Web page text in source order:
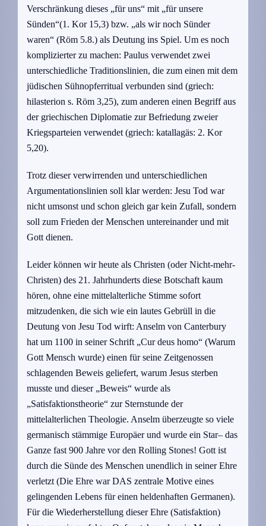
Verschränkung dieses „für uns“ mit „für unsere
Sünden“(1. Kor 15,3) bzw. „als wir noch Sünder
waren“ (Röm 5.8.) als Deutung ins Spiel. Um es noch
komplizierter zu machen: Paulus verwendet zwei
unterschiedliche Traditionslinien, die zum einen mit dem
jüdischen Sühnopferritual verbunden sind (griech:
hilasterion s. Röm 3,25), zum anderen einen Begriff aus
der griechischen Diplomatie zur Befriedung zweier
Kriegsparteien verwendet (griech: katallagäs: 2. Kor
5,20).
Trotz dieser verwirrenden und unterschiedlichen
Argumentationslinien soll klar werden: Jesu Tod war
nicht umsonst und schon gleich gar kein Zufall, sondern
soll zum Frieden der Menschen untereinander und mit
Gott dienen.
Leider können wir heute als Christen (oder Nicht-mehr-
Christen) des 21. Jahrhunderts diese Botschaft kaum
hören, ohne eine mittelalterliche Stimme sofort
mitzudenken, die sich wie ein lautes Gebrüll in die
Deutung von Jesu Tod wirft: Anselm von Canterbury
hat um 1100 in seiner Schrift „Cur deus homo“ (Warum
Gott Mensch wurde) einen für seine Zeitgenossen
schlagenden Beweis geliefert, warum Jesus sterben
musste und dieser „Beweis“ wurde als
„Satisfaktionstheorie“ zur Sternstunde der
mittelalterlichen Theologie. Anselm überzeugte so viele
germanisch stämmige Europäer und wurde ein Star– das
Ganze fast 900 Jahre vor den Rolling Stones! Gott ist
durch die Sünde des Menschen unendlich in seiner Ehre
verletzt (Die Ehre war DAS zentrale Motive eines
gelingenden Lebens für einen heldenhaften Germanen).
Für die Wiederherstellung dieser Ehre (Satisfaktion)